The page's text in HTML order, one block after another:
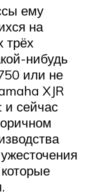
ему
на
трёх
нибудь
или не
XJR
сейчас